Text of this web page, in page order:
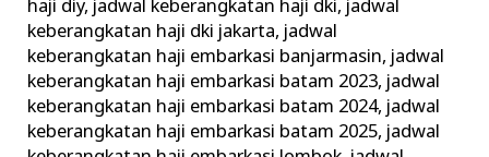
haji diy, jadwal keberangkatan haji dki, jadwal
keberangkatan haji dki jakarta, jadwal
keberangkatan haji embarkasi banjarmasin, jadwal
keberangkatan haji embarkasi batam 2023, jadwal
keberangkatan haji embarkasi batam 2024, jadwal
keberangkatan haji embarkasi batam 2025, jadwal